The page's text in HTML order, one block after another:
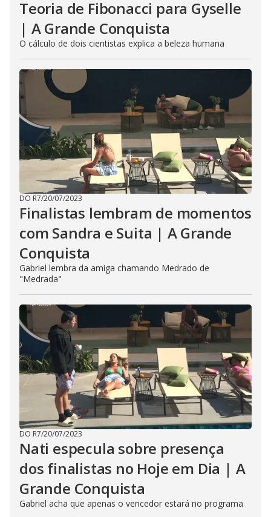
Teoria de Fibonacci para Gyselle
| A Grande Conquista
O cálculo de dois cientistas explica a beleza humana
DO R7/20/07/2023
Finalistas lembram de momentos
com Sandra e Suita | A Grande
Conquista
Gabriel lembra da amiga chamando Medrado de
"Medrada"
DO R7/20/07/2023
Nati especula sobre presença
dos finalistas no Hoje em Dia | A
Grande Conquista
Gabriel acha que apenas o vencedor estará no programa